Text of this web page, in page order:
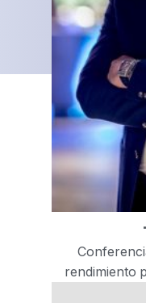
rendimiento